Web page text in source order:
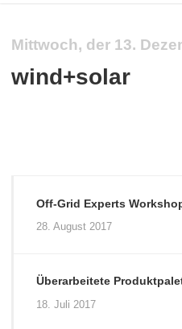
Mittwoch, der 13.
wind+solar
Off-Grid Experts
28. August 2017
Überarbeitete
18. Juli 2017